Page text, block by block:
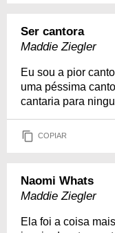
Ser cantora
Maddie Ziegler
Eu sou a pior
uma péssima
cantaria para
COPIAR
Naomi Whats
Maddie Ziegler
Ela foi a coisa